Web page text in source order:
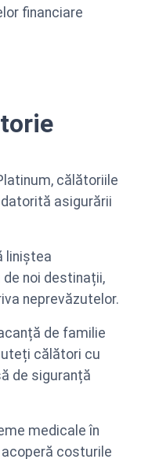
financiare
călătoriile
asigurării
liniștea
noi destinații,
neprevăzutelor.
de familie
călători cu
de siguranță
medicale în
costurile